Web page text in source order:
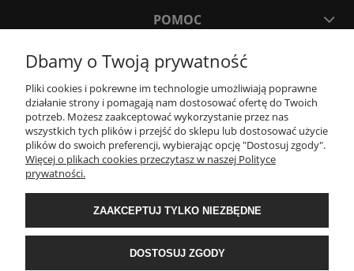
POMOC
MOJE KONTO
PŁATNOŚCI I DOSTAWA
KONTAKT
Wyposażenie łazienek Łazienki.eco | Pawła 23, 41-708 Ruda Śląska | E-mail:
sklep@lazienki.eco | Tel.: 600 012 164 lub 600 012 159 | TGS Przemysław
Stoń | NIP: 6312213594 | REGON: 276403698
Dbamy o Twoją prywatność
Pliki cookies i pokrewne im technologie umożliwiają poprawne
działanie strony i pomagają nam dostosować ofertę do Twoich
potrzeb. Możesz zaakceptować wykorzystanie przez nas
wszystkich tych plików i przejść do sklepu lub dostosować użycie
plików do swoich preferencji, wybierając opcję "Dostosuj zgody".
Więcej o plikach cookies przeczytasz w naszej Polityce
prywatności.
ZAAKCEPTUJ TYLKO NIEZBĘDNE
DOSTOSUJ ZGODY